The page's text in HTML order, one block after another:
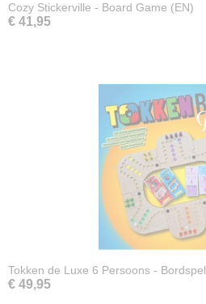
Cozy Stickerville - Board Game (EN)
€ 41,95
Tokken de Luxe 6 Persoons - Bordspel
€ 49,95